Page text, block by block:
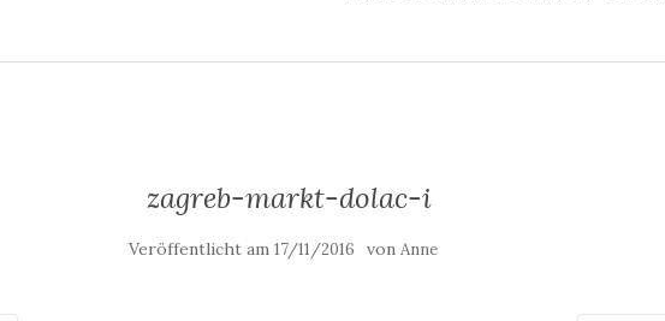
zagreb-markt-dolac-i
Veröffentlicht am 17/11/2016 von Anne